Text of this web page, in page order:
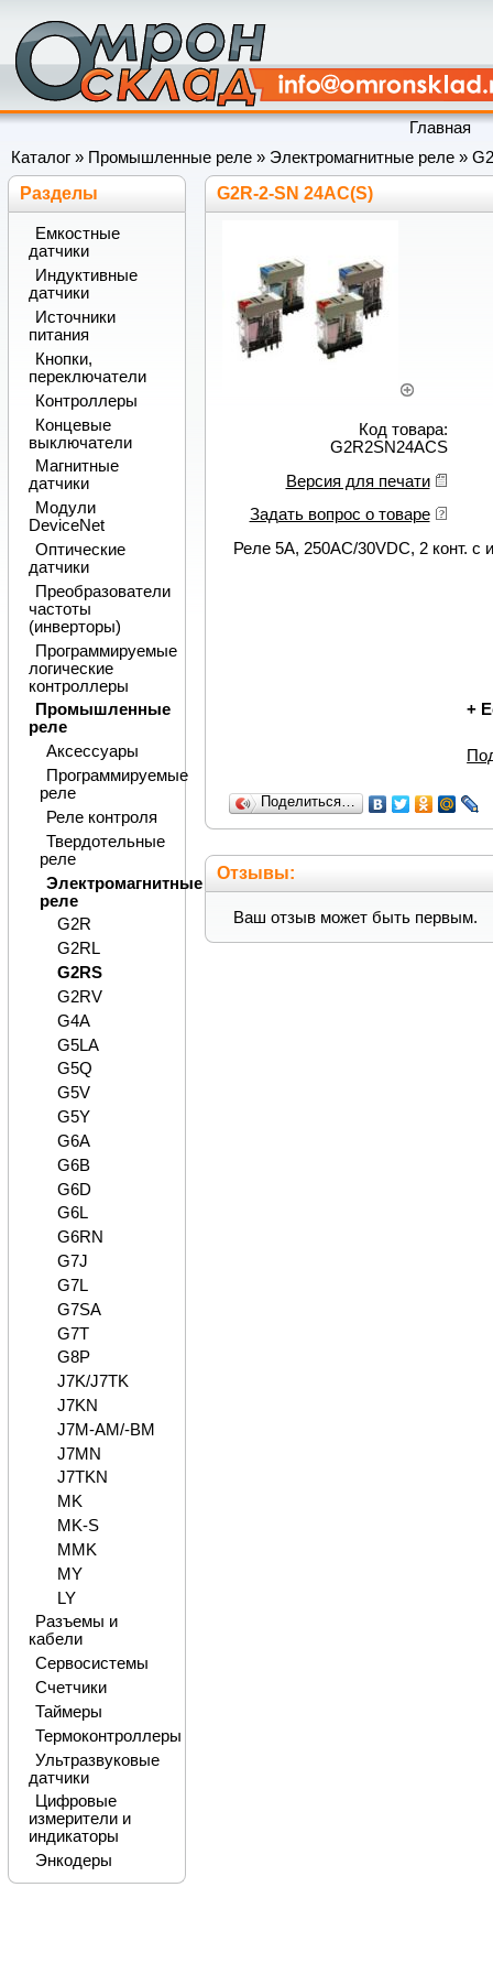
Главная
Каталог » Промышленные реле » Электромагнитные реле »
G2R-2-SN 24AC(S)
Код товара:
G2R2SN24ACS
Версия для печати
Задать вопрос о товаре
Реле 5А, 250АС/30VDC, 2 конт. с
+
Поделиться…
Отзывы:
Ваш отзыв может быть первым.
Разделы
Емкостные
датчики
Индуктивные
датчики
Источники
питания
Кнопки,
переключатели
Контроллеры
Концевые
выключатели
Магнитные
датчики
Модули
DeviceNet
Оптические
датчики
Преобразователи
частоты
(инверторы)
Программируемые
логические
контроллеры
Промышленные
реле
Аксессуары
Программируемые
реле
Реле контроля
Твердотельные
реле
Электромагнитные
реле
G2R
G2RL
G2RS
G2RV
G4A
G5LA
G5Q
G5V
G5Y
G6A
G6B
G6D
G6L
G6RN
G7J
G7L
G7SA
G7T
G8P
J7K/J7TK
J7KN
J7M-AM/-BM
J7MN
J7TKN
MK
MK-S
MMK
MY
LY
Разъемы и
кабели
Сервосистемы
Счетчики
Таймеры
Термоконтроллеры
Ультразвуковые
датчики
Цифровые
измерители и
индикаторы
Энкодеры